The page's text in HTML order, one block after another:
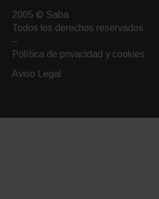
email
2005 © Saba
Todos los derechos reservados
–
Política de privacidad y cookies
Aviso Legal